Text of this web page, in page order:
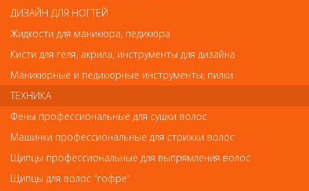
Внешний вид товара «Деваль Сеточка для сушки и укладки
Несовпадение внешнего вида и комплектности реального
товара с фотографиями и описанием на сайте не является
показателем ненадлежащего качества товара.
Так же советуем посмотреть
ДИЗАЙН ДЛЯ НОГТЕЙ
Жидкости для маникюра, педикюра
Кисти для геля, акрила, инструменты для дизайна
Маникюрные и педикюрные инструменты, пилки
ТЕХНИКА
Фены профессиональные для сушки волос
Машинки профессиональные для стрижки волос
Щипцы профессиональные для выпрямления волос
Щипцы для волос "гофре"